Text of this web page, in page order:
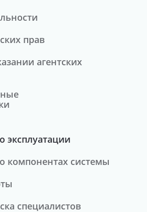
прав
агентских
эксплуатации
компонентах системы
специалистов